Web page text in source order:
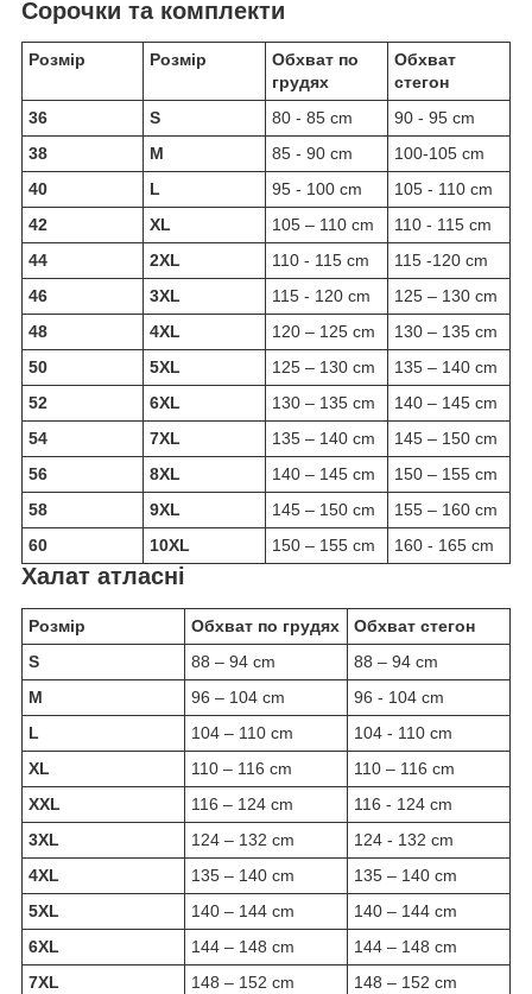
Сорочки та комплекти
Розмір Розмір
Обхват по
грудях
Обхват
стегон
36
S 80 - 85 cm
90 - 95 cm
38
M 85 - 90 cm
100-105 cm
40
L 95 - 100 cm
105 - 110 cm
42
XL 105 – 110 cm
110 - 115 cm
44
2XL 110 - 115 cm
115 -120 cm
46
3XL 115 - 120 cm
125 – 130 cm
48
4XL 120 – 125 cm
130 – 135 cm
50
5XL 125 – 130 cm
135 – 140 cm
52
6XL 130 – 135 cm
140 – 145 cm
54
7XL 135 – 140 cm
145 – 150 cm
56
8XL 140 – 145 cm
150 – 155 cm
58
9XL 145 – 150 cm
155 – 160 cm
60
10XL 150 – 155 cm 160 - 165 cm
Халат атласні
Розмір Обхват по грудях
Обхват стегон
S
88 – 94 cm
88 – 94 cm
M
96 – 104 cm
96 - 104 cm
L
104 – 110 cm
104 - 110 cm
XL
110 – 116 cm
110 – 116 cm
XXL
116 – 124 cm
116 - 124 cm
3XL
124 – 132 cm
124 - 132 cm
4XL
135 – 140 cm
135 – 140 cm
5XL
140 – 144 cm
140 – 144 cm
6XL
144 – 148 cm
144 – 148 cm
7XL
148 – 152 cm
148 – 152 cm